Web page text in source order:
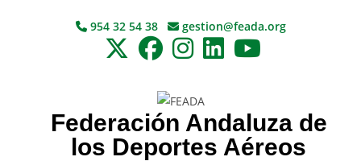
954 32 54 38 gestion@feada.org
Federación Andaluza de
los Deportes Aéreos